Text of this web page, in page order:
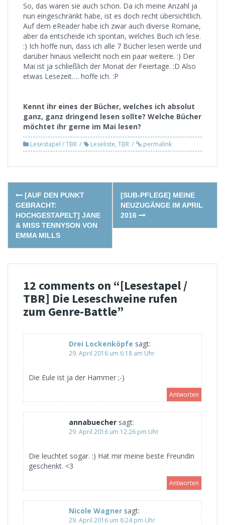
So, das waren sie auch schon. Da ich meine Anzahl ja
nun eingeschränkt habe, ist es doch recht übersichtlich.
Auf dem eReader habe ich zwar auch diverse Romane,
aber da entscheide ich spontan, welches Buch ich lese.
:) Ich hoffe nun, dass ich alle 7 Bücher lesen werde und
darüber hinaus vielleicht noch ein paar weitere. :) Der
Mai ist ja schließlich der Monat der Feiertage. :D Also
etwas Lesezeit…. hoffe ich. :P
Kennt ihr eines der Bücher, welches ich absolut
ganz, ganz dringend lesen sollte? Welche Bücher
möchtet ihr gerne im Mai lesen?
Lesestapel / TBR Leseliste, TBR permalink
Post
navigation
[AUF DEN PUNKT
GEBRACHT:
HOCHGESTAPELT] JANE
& MISS TENNYSON VON
EMMA MILLS
[SUB-PFLEGE] MEINE
NEUZUGÄNGE IM APRIL
2016
12 comments on “[Lesestapel /
TBR] Die Leseschweine rufen
zum Genre-Battle”
Drei Lockenköpfe sagt:
29. April 2016 um 6:18 am Uhr
Die Eule ist ja der Hammer ;-)
Antworten
annabuecher sagt:
29. April 2016 um 12:26 pm Uhr
Die leuchtet sogar. :) Hat mir meine beste Freundin
geschenkt. <3
Antworten
Nicole Wagner sagt:
29. April 2016 um 6:24 pm Uhr